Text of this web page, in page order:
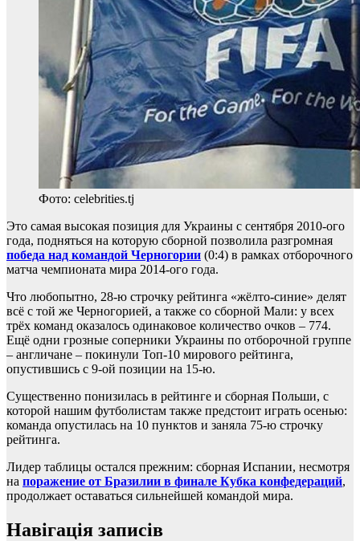
Фото: celebrities.tj
Это самая высокая позиция для Украины с сентября 2010-ого
года, подняться на которую сборной позволила разгромная
победа над командой Черногории (0:4) в рамках отборочного
матча чемпионата мира 2014-ого года.
Что любопытно, 28-ю строчку рейтинга «жёлто-синие» делят
всё с той же Черногорией, а также со сборной Мали: у всех
трёх команд оказалось одинаковое количество очков – 774.
Ещё одни грозные соперники Украины по отборочной группе
– англичане – покинули Топ-10 мирового рейтинга,
опустившись с 9-ой позиции на 15-ю.
Существенно понизилась в рейтинге и сборная Польши, с
которой нашим футболистам также предстоит играть осенью:
команда опустилась на 10 пунктов и заняла 75-ю строчку
рейтинга.
Лидер таблицы остался прежним: сборная Испании, несмотря
на поражение от Бразилии в финале Кубка конфедераций,
продолжает оставаться сильнейшей командой мира.
Навігація записів